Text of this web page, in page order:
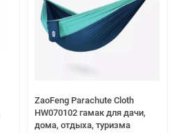
ZaoFeng Parachute Cloth
HW070102 гамак для дачи,
дома, отдыха, туризма